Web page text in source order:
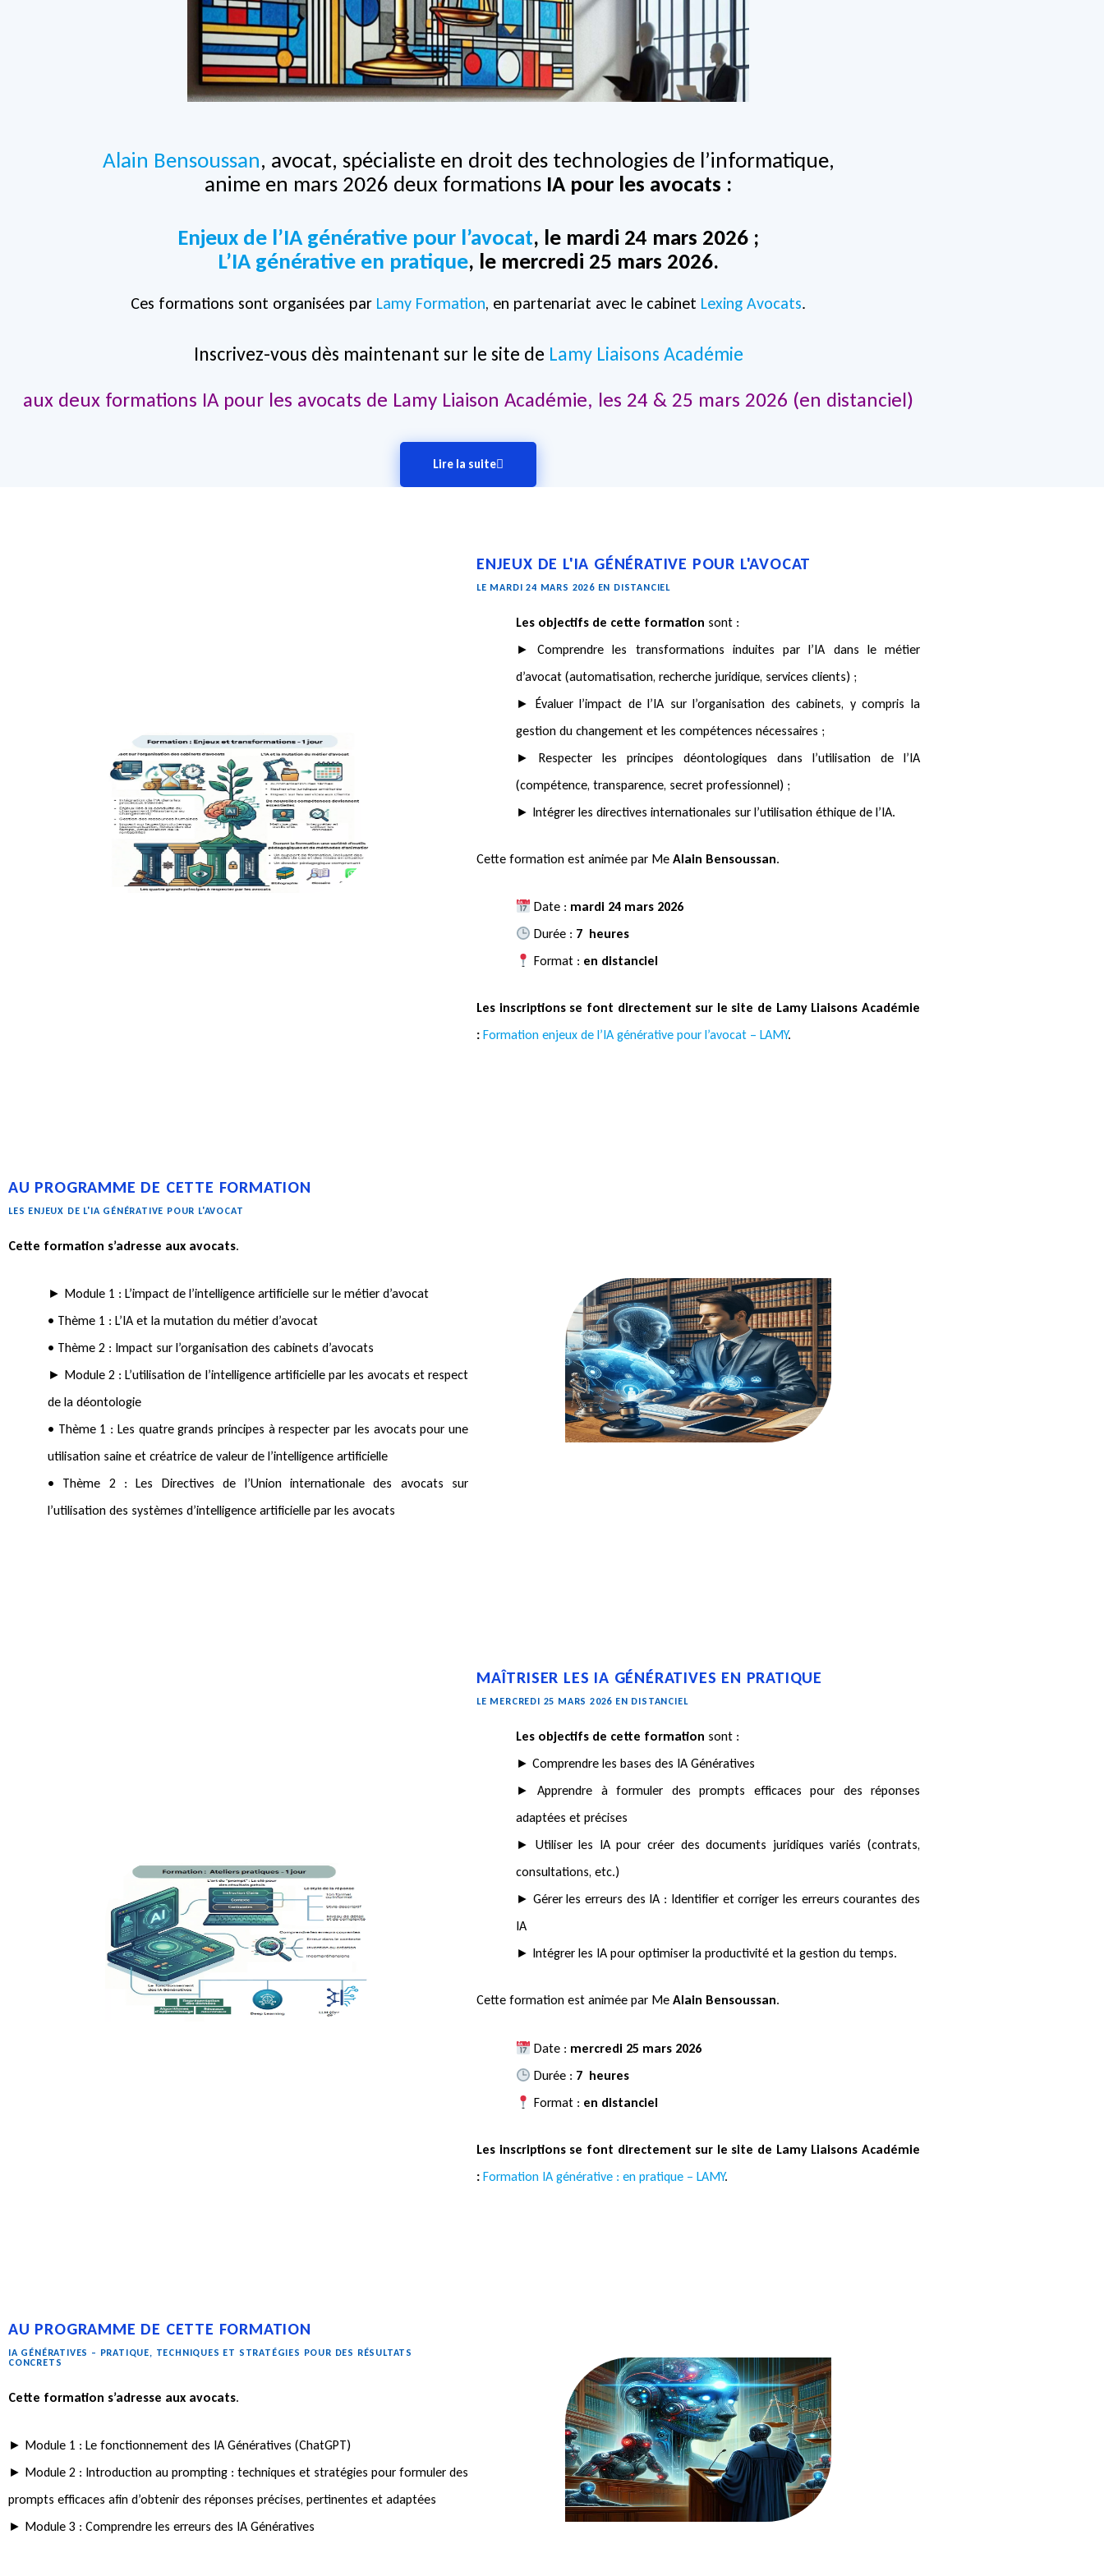
Alain Bensoussan, avocat, spécialiste en droit des technologies de l’informatique,
anime en mars 2026 deux formations IA pour les avocats :
Enjeux de l’IA générative pour l’avocat, le mardi 24 mars 2026 ;
L’IA générative en pratique, le mercredi 25 mars 2026.
Ces formations sont organisées par Lamy Formation, en partenariat avec le cabinet Lexing Avocats.
Inscrivez-vous dès maintenant sur le site de Lamy Liaisons Académie
aux deux formations IA pour les avocats de Lamy Liaison Académie, les 24 & 25 mars 2026 (en distanciel)
Lire la suite
ENJEUX DE L'IA GÉNÉRATIVE POUR L'AVOCAT
LE MARDI 24 MARS 2026 EN DISTANCIEL
Les objectifs de cette formation sont :
► Comprendre les transformations induites par l’IA dans le métier
d’avocat (automatisation, recherche juridique, services clients) ;
► Évaluer l’impact de l’IA sur l’organisation des cabinets, y compris la
gestion du changement et les compétences nécessaires ;
► Respecter les principes déontologiques dans l’utilisation de l’IA
(compétence, transparence, secret professionnel) ;
► Intégrer les directives internationales sur l’utilisation éthique de l’IA.
Cette formation est animée par Me Alain Bensoussan.
Date : mardi 24 mars 2026
Durée : 7 heures
Format : en distanciel
Les inscriptions se font directement sur le site de Lamy Liaisons Académie
: Formation enjeux de l’IA générative pour l’avocat – LAMY.
AU PROGRAMME DE CETTE FORMATION
LES ENJEUX DE L'IA GÉNÉRATIVE POUR L'AVOCAT
Cette formation s’adresse aux avocats.
► Module 1 : L’impact de l’intelligence artificielle sur le métier d’avocat
• Thème 1 : L’IA et la mutation du métier d’avocat
• Thème 2 : Impact sur l’organisation des cabinets d’avocats
► Module 2 : L’utilisation de l’intelligence artificielle par les avocats et respect
de la déontologie
• Thème 1 : Les quatre grands principes à respecter par les avocats pour une
utilisation saine et créatrice de valeur de l’intelligence artificielle
• Thème 2 : Les Directives de l’Union internationale des avocats sur
l’utilisation des systèmes d’intelligence artificielle par les avocats
MAÎTRISER LES IA GÉNÉRATIVES EN PRATIQUE
LE MERCREDI 25 MARS 2026 EN DISTANCIEL
Les objectifs de cette formation sont :
► Comprendre les bases des IA Génératives
► Apprendre à formuler des prompts efficaces pour des réponses
adaptées et précises
► Utiliser les IA pour créer des documents juridiques variés (contrats,
consultations, etc.)
► Gérer les erreurs des IA : Identifier et corriger les erreurs courantes des
IA
► Intégrer les IA pour optimiser la productivité et la gestion du temps.
Cette formation est animée par Me Alain Bensoussan.
Date : mercredi 25 mars 2026
Durée : 7 heures
Format : en distanciel
Les inscriptions se font directement sur le site de Lamy Liaisons Académie
: Formation IA générative : en pratique – LAMY.
AU PROGRAMME DE CETTE FORMATION
IA GÉNÉRATIVES – PRATIQUE, TECHNIQUES ET STRATÉGIES POUR DES RÉSULTATS
CONCRETS
Cette formation s’adresse aux avocats.
► Module 1 : Le fonctionnement des IA Génératives (ChatGPT)
► Module 2 : Introduction au prompting : techniques et stratégies pour formuler des
prompts efficaces afin d’obtenir des réponses précises, pertinentes et adaptées
► Module 3 : Comprendre les erreurs des IA Génératives